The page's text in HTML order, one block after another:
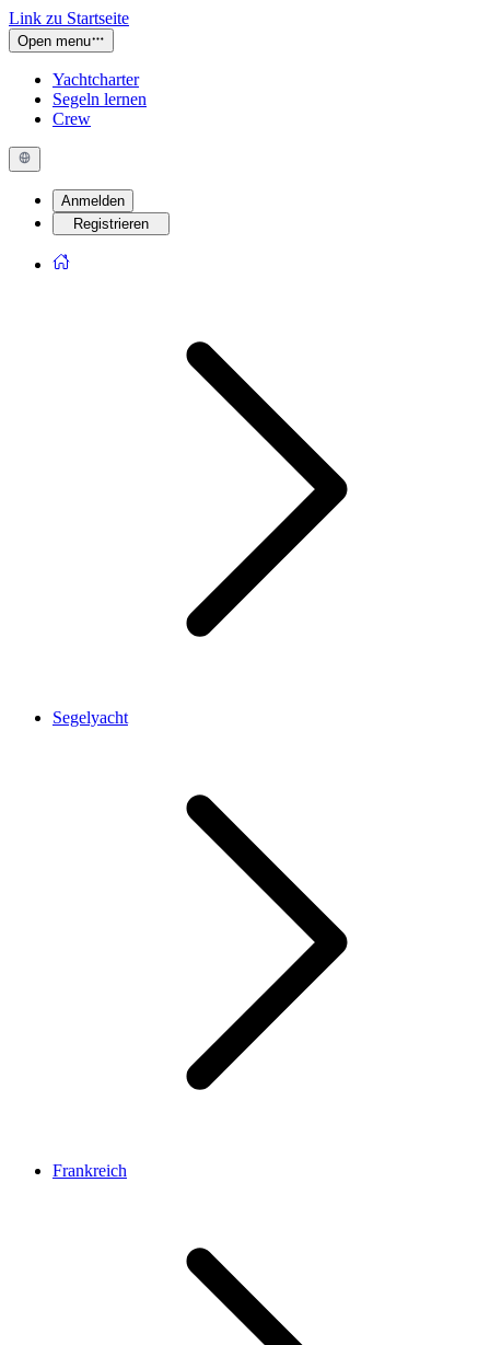
Link zu Startseite
Open menu
Yachtcharter
Segeln lernen
Crew
Anmelden
Registrieren
Segelyacht
Frankreich